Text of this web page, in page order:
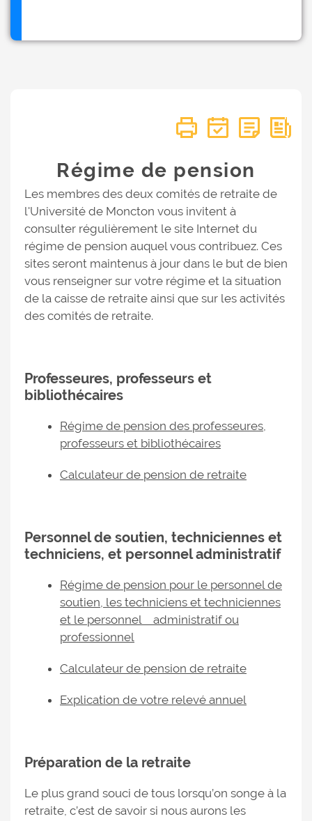
Régime de pension
Les membres des deux comités de retraite de
l'Université de Moncton vous invitent à
consulter régulièrement le site Internet du
régime de pension auquel vous contribuez. Ces
sites seront maintenus à jour dans le but de bien
vous renseigner sur votre régime et la situation
de la caisse de retraite ainsi que sur les activités
des comités de retraite.
Professeures, professeurs et
bibliothécaires
Régime de pension des professeures,
professeurs et bibliothécaires
Calculateur de pension de retraite
Personnel de soutien, techniciennes et
techniciens, et personnel administratif
Régime de pension pour le personnel de
soutien, les techniciens et techniciennes
et le personnel administratif ou
professionnel
Calculateur de pension de retraite
Explication de votre relevé annuel
Préparation de la retraite
Le plus grand souci de tous lorsqu’on songe à la
retraite, c’est de savoir si nous aurons les